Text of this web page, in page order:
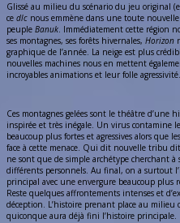
Glissé au milieu du scénario du jeu original
ce dlc nous emmène dans une toute
peuple Banuk. Immédiatement cette région
ses montagnes, ses forêts hivernales, Horizon
graphique de l’année. La neige est plus
nouvelles machines nous en mettent
incroyables animations et leur folle agressivité.
Ces montagnes gelées sont le théâtre
inspirée et très inégale. Un virus contamine
beaucoup plus fortes et agressives alors que les
face à cette menace. Qui dit nouvelle tribu
ne sont que de simple archétype cherchant
différents personnels. Au final, on a surtout
principal avec une envergure beaucoup plus
Reste quelques affrontements intenses et
déception. L’histoire prenant place au
quiconque aura déjà fini l’histoire principale.